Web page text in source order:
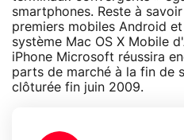
smartphones. Reste à
premiers mobiles Android
système Mac OS X Mobile
iPhone Microsoft réussira
parts de marché à la fin de
clôturée fin juin 2009.